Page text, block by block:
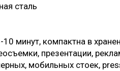
сталь
минут, компактна в
презентации,
мобильных стоек,